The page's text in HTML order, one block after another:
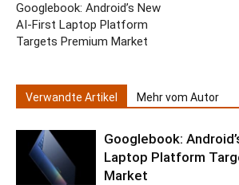
Googlebook: Android’s New
AI-First Laptop Platform
Targets Premium Market
Verwandte Artikel Mehr vom Autor
Googlebook:
Laptop Platform
Market